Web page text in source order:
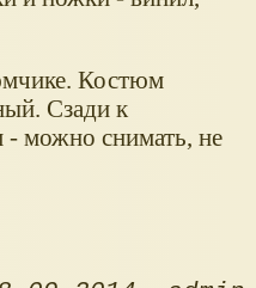
Костюм
Сзади к
- можно снимать, не